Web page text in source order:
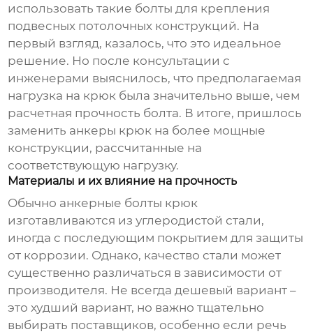
использовать такие болты для крепления
подвесных потолочных конструкций. На
первый взгляд, казалось, что это идеальное
решение. Но после консультации с
инженерами выяснилось, что предполагаемая
нагрузка на крюк была значительно выше, чем
расчетная прочность болта. В итоге, пришлось
заменить анкеры крюк на более мощные
конструкции, рассчитанные на
соответствующую нагрузку.
Материалы и их влияние на прочность
Обычно анкерные болты крюк
изготавливаются из углеродистой стали,
иногда с последующим покрытием для защиты
от коррозии. Однако, качество стали может
существенно различаться в зависимости от
производителя. Не всегда дешевый вариант –
это худший вариант, но важно тщательно
выбирать поставщиков, особенно если речь